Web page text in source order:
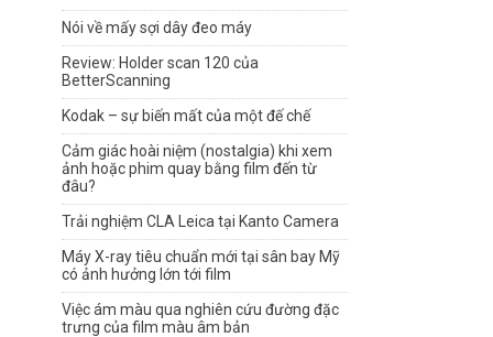
Nói về mấy sợi dây đeo máy
Review: Holder scan 120 của
BetterScanning
Kodak – sự biến mất của một đế chế
Cảm giác hoài niệm (nostalgia) khi xem
ảnh hoặc phim quay bằng film đến từ
đâu?
Trải nghiệm CLA Leica tại Kanto Camera
Máy X-ray tiêu chuẩn mới tại sân bay Mỹ
có ảnh hưởng lớn tới film
Việc ám màu qua nghiên cứu đường đặc
trưng của film màu âm bản